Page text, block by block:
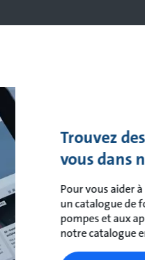
Trouvez
vous dans
Pour vous aider
un catalogue de
pompes et aux
notre catalogue